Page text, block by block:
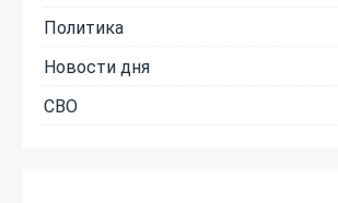
Политика
Новости дня
СВО